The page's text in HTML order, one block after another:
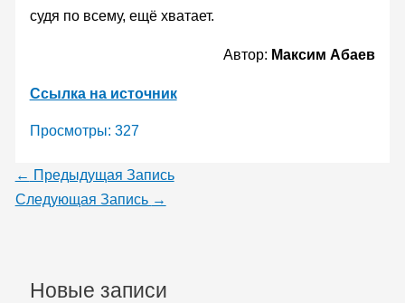
судя по всему, ещё хватает.
Автор: Максим Абаев
Ссылка на источник
Просмотры: 327
← Предыдущая Запись
Следующая Запись →
Новые записи